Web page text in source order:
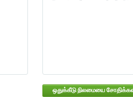
ஒதுக்கீடு நிலமையை